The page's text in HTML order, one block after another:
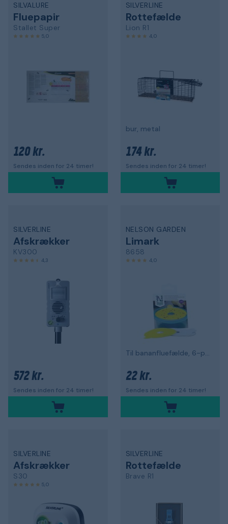
SILVALURE
Fluepapir
Stallet Super
5,0
120 kr.
Sendes inden for 24 timer!
SILVERLINE
Rottefælde
Lion R1
4,0
bur, metal
174 kr.
Sendes inden for 24 timer!
SILVERLINE
Afskrækker
KV300
4,3
572 kr.
Sendes inden for 24 timer!
NELSON GARDEN
Limark
8658
4,0
Til bananfluefælde, 6-pak
22 kr.
Sendes inden for 24 timer!
SILVERLINE
Afskrækker
S30
5,0
SILVERLINE
Rottefælde
Brave R1